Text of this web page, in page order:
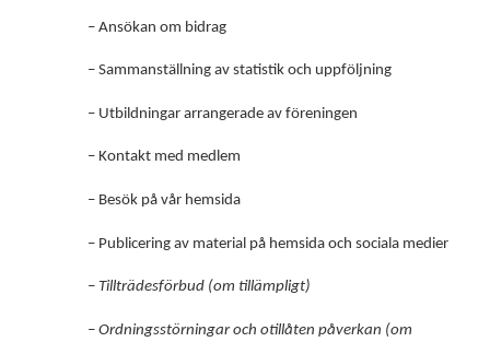
– Ansökan om bidrag
– Sammanställning av statistik och uppföljning
– Utbildningar arrangerade av föreningen
– Kontakt med medlem
– Besök på vår hemsida
– Publicering av material på hemsida och sociala medier
– Tillträdesförbud (om tillämpligt)
– Ordningsstörningar och otillåten påverkan (om